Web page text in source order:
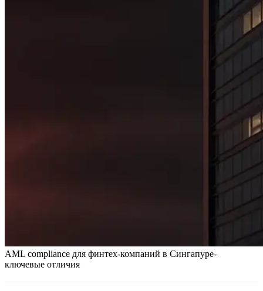
AML compliance для финтех-компаний в Сингапуре-
ключевые отличия